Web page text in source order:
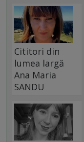
Cititori din
lumea largă
Ana Maria
SANDU